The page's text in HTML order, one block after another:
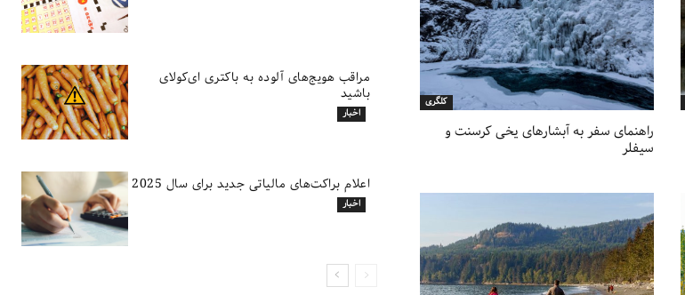
مراقب هویج‌های آلوده به باکتری ای‌کولای
باشید
اخبار
اعلام براکت‌های مالیاتی جدید برای سال 2025
اخبار
کلگری
راهنمای سفر به آبشارهای یخی کرسنت و
سیفلر